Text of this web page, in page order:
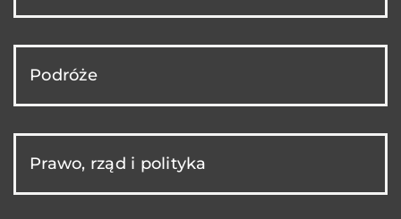
Podróże
Prawo, rząd i polityka